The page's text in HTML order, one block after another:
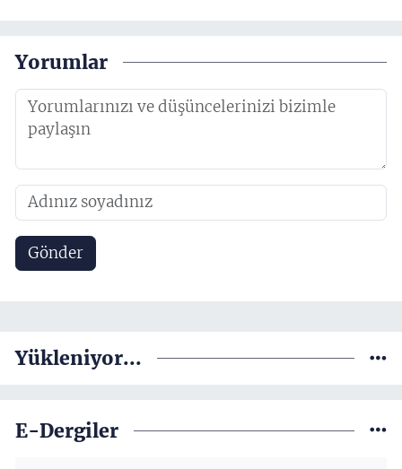
Yorumlar
Gönder
Yükleniyor...
E-Dergiler